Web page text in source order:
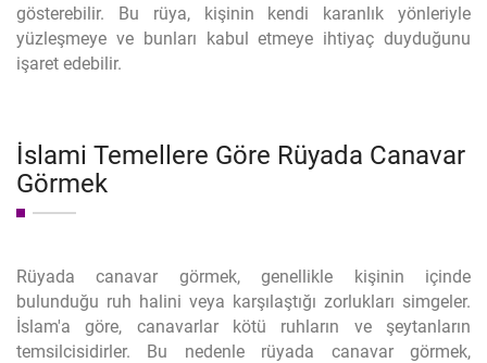
gösterebilir. Bu rüya, kişinin kendi karanlık yönleriyle
yüzleşmeye ve bunları kabul etmeye ihtiyaç duyduğunu
işaret edebilir.
İslami Temellere Göre Rüyada Canavar
Görmek
Rüyada canavar görmek, genellikle kişinin içinde
bulunduğu ruh halini veya karşılaştığı zorlukları simgeler.
İslam'a göre, canavarlar kötü ruhların ve şeytanların
temsilcisidirler. Bu nedenle rüyada canavar görmek,